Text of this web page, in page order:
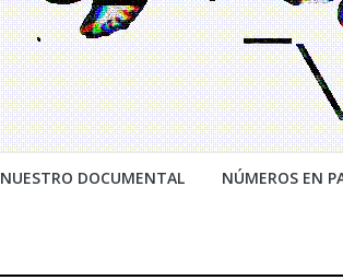
NUESTRO DOCUMENTAL NÚMEROS EN